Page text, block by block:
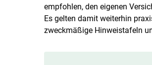
empfohlen, den eigenen
Es gelten damit weiterhin
zweckmäßige Hinweistafeln